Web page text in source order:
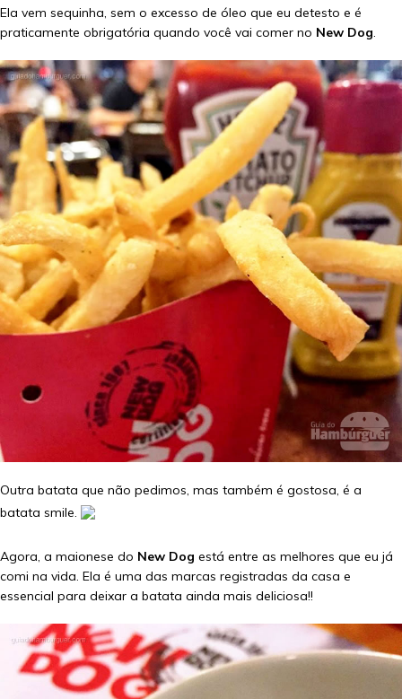
Ela vem sequinha, sem o excesso de óleo que eu detesto e é
praticamente obrigatória quando você vai comer no New Dog.
Outra batata que não pedimos, mas também é gostosa, é a
batata smile.
Agora, a maionese do New Dog está entre as melhores que eu já
comi na vida. Ela é uma das marcas registradas da casa e
essencial para deixar a batata ainda mais deliciosa!!